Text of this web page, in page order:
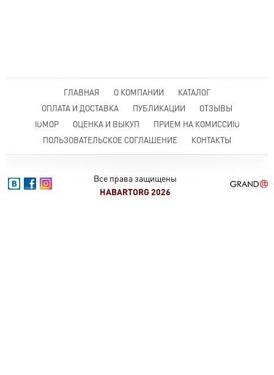
ГЛАВНАЯ О КОМПАНИИ
КАТАЛОГ
ОПЛАТА И ДОСТАВКА
ПУБЛИКАЦИИ
ОТЗЫВЫ
ЮМОР
ОЦЕНКА И ВЫКУП
ПРИЕМ НА КОМИССИЮ
ПОЛЬЗОВАТЕЛЬСКОЕ СОГЛАШЕНИЕ
КОНТАКТЫ
Все права защищены
HABARTORG 2026